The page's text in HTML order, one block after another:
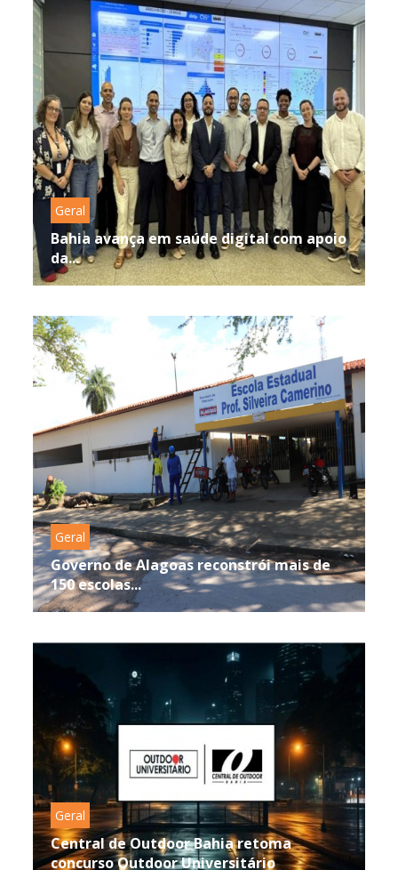
Geral
Bahia avança em saúde digital com apoio
da...
Geral
Governo de Alagoas reconstrói mais de
150 escolas...
Geral
Central de Outdoor Bahia retoma
concurso Outdoor Universitário